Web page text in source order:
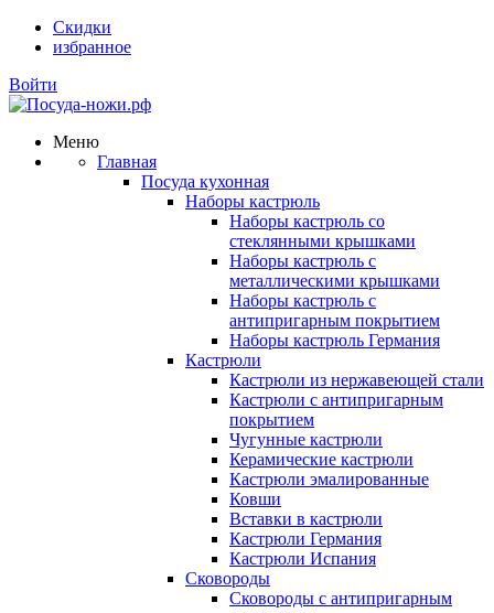
Скидки
избранное
Войти
Меню
Главная
Посуда кухонная
Наборы кастрюль
Наборы кастрюль со
стеклянными крышками
Наборы кастрюль с
металлическими крышками
Наборы кастрюль с
антипригарным покрытием
Наборы кастрюль Германия
Кастрюли
Кастрюли из нержавеющей стали
Кастрюли с антипригарным
покрытием
Чугунные кастрюли
Керамические кастрюли
Кастрюли эмалированные
Ковши
Вставки в кастрюли
Кастрюли Германия
Кастрюли Испания
Сковороды
Сковороды с антипригарным